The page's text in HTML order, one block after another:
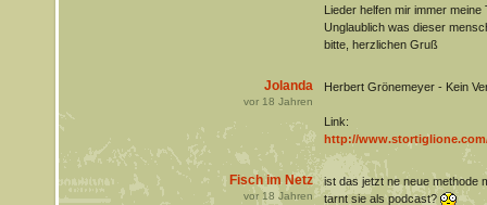
Lieder helfen mir immer
Unglaublich was dieser
bitte, herzlichen Gruß
Jolanda
vor 18 Jahren
Herbert Grönemeyer - Kein
Link:
http://www.stortiglione.com/
Fisch im Netz
vor 18 Jahren
ist das jetzt ne neue methode
tarnt sie als podcast?